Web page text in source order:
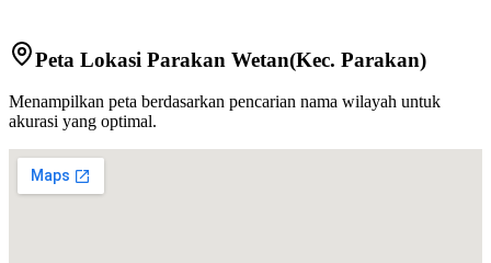
Peta Lokasi Parakan Wetan(Kec. Parakan)
Menampilkan peta berdasarkan pencarian nama wilayah untuk
akurasi yang optimal.